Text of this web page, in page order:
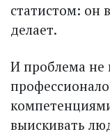
статистом: он
делает.
И проблема не
выискивать